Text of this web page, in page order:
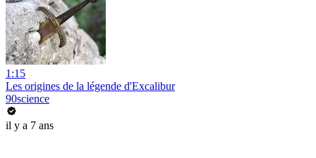
1:15
Les origines de la légende d'Excalibur
90science
il y a 7 ans